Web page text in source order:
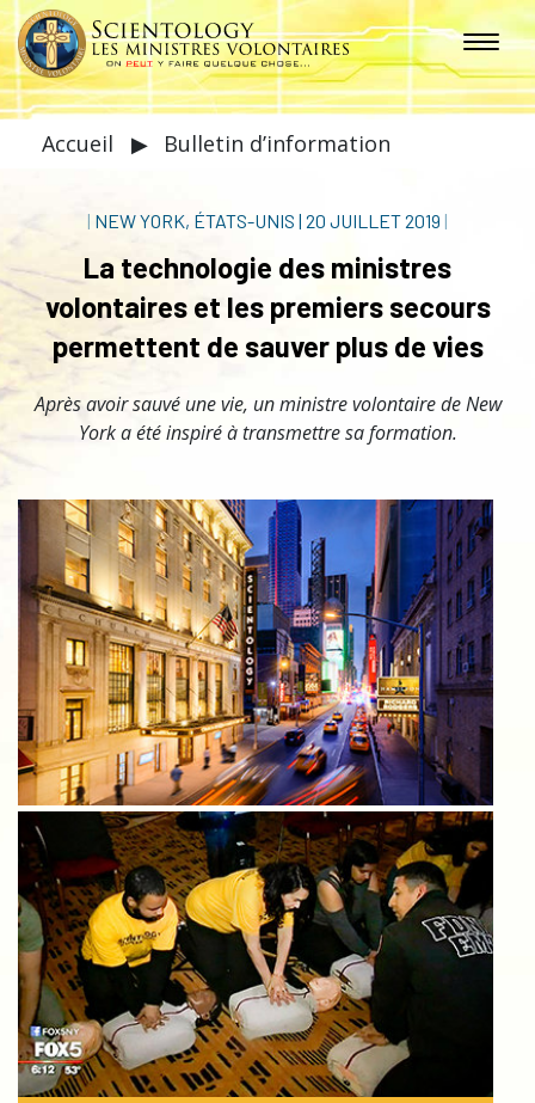
Accueil ▶ Bulletin d’information
| NEW YORK, ÉTATS-UNIS | 20 JUILLET 2019 |
La technologie des ministres
volontaires et les premiers secours
permettent de sauver plus de vies
Après avoir sauvé une vie, un ministre volontaire de New
York a été inspiré à transmettre sa formation.